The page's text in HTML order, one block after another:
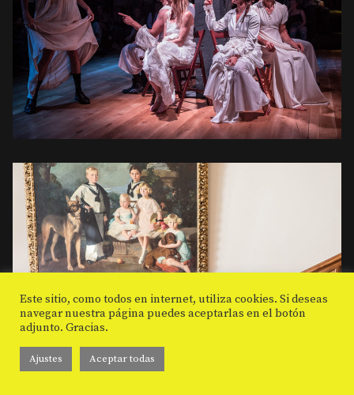
Este sitio, como todos en internet, utiliza cookies. Si deseas
navegar nuestra página puedes aceptarlas en el botón
adjunto. Gracias.
Ajustes Aceptar todas